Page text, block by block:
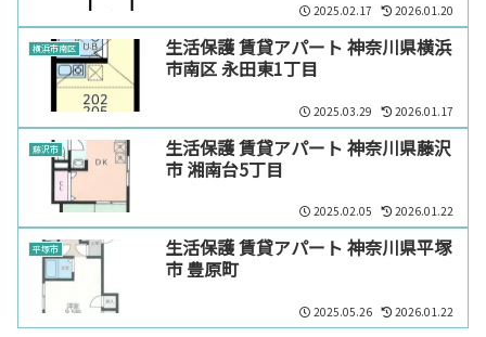
2025.02.17 2026.01.20
横浜市南区
生活保護 賃貸アパート 神奈川県横浜
市南区 永田東1丁目
2025.03.29 2026.01.17
藤沢市
生活保護 賃貸アパート 神奈川県藤沢
市 湘南台5丁目
2025.02.05 2026.01.22
平塚市
生活保護 賃貸アパート 神奈川県平塚
市 豊原町
2025.05.26 2026.01.22